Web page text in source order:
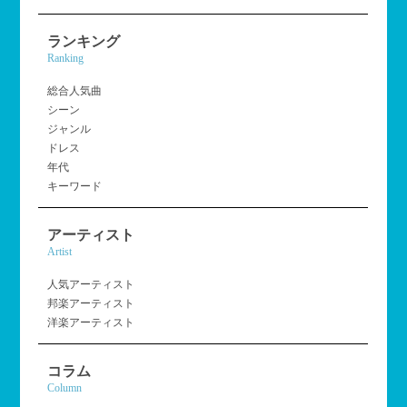
ランキング
Ranking
総合人気曲
シーン
ジャンル
ドレス
年代
キーワード
アーティスト
Artist
人気アーティスト
邦楽アーティスト
洋楽アーティスト
コラム
Column